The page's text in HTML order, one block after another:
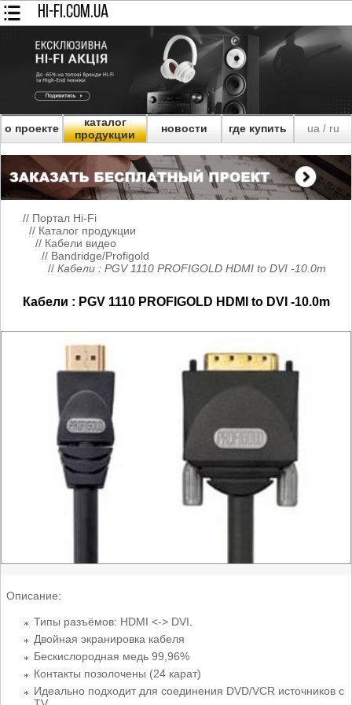
HI-FI.COM.UA
о проекте
каталог
продукции
новости где купить ua/ ru
// Портал Hi-Fi
// Каталог продукции
// Кабели видео
// Bandridge/Profigold
// Кабели : PGV 1110 PROFIGOLD HDMI to DVI -10.0m
Кабели : PGV 1110 PROFIGOLD HDMI to DVI -10.0m
Описание:
Типы разъёмов: HDMI <-> DVI.
Двойная экранировка кабеля
Бескислородная медь 99,96%
Контакты позолочены (24 карат)
Идеально подходит для соединения DVD/VCR источников с